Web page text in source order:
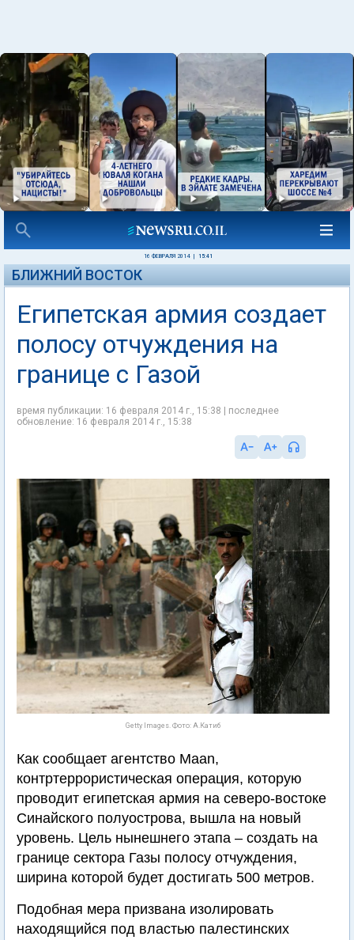
16 ФЕВРАЛЯ 2014 15:41
БЛИЖНИЙ ВОСТОК
Египетская армия создает
полосу отчуждения на
границе с Газой
время публикации: 16 февраля 2014 г., 15:38 | последнее
обновление: 16 февраля 2014 г., 15:38
Getty Images. Фото: А.Катиб
Как сообщает агентство Maan,
контртеррористическая операция, которую
проводит египетская армия на северо-востоке
Синайского полуострова, вышла на новый
уровень. Цель нынешнего этапа – создать на
границе сектора Газы полосу отчуждения,
ширина которой будет достигать 500 метров.
Подобная мера призвана изолировать
находящийся под властью палестинских